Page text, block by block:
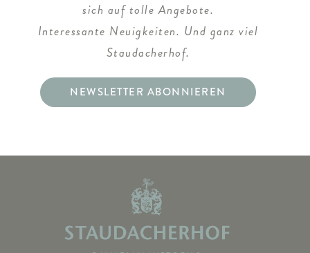
sich auf tolle Angebote.
Interessante Neuigkeiten. Und ganz viel
Staudacherhof.
NEWSLETTER ABONNIEREN